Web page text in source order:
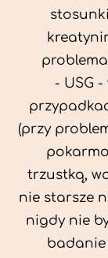
- USG
(przy
trzustką,
nie starsze
nigdy nie
badanie